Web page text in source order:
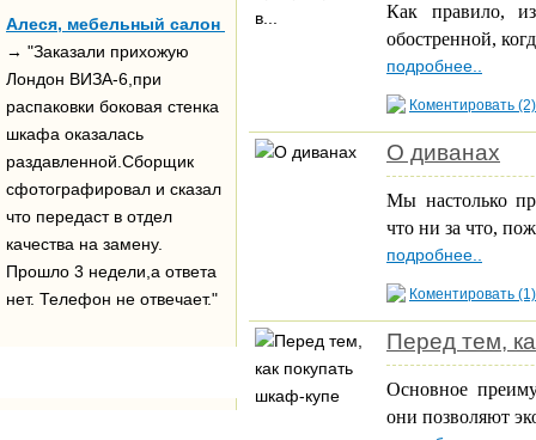
Алеся, мебельный салон
→ "Заказали прихожую
Лондон ВИЗА-6,при
распаковки боковая стенка
шкафа оказалась
раздавленной.Сборщик
сфотографировал и сказал
что передаст в отдел
качества на замену.
Прошло 3 недели,а ответа
нет. Телефон не отвечает."
Как правило,
обостренной,
подробнее..
Коментировать (2)
О диванах
Мы настолько
что ни за что,
подробнее..
Коментировать (1)
Перед тем,
Основное
они позволяют